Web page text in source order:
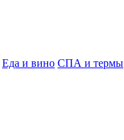
Еда и вино СПА и термы